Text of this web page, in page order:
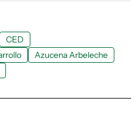
CED
Azucena Arbeleche